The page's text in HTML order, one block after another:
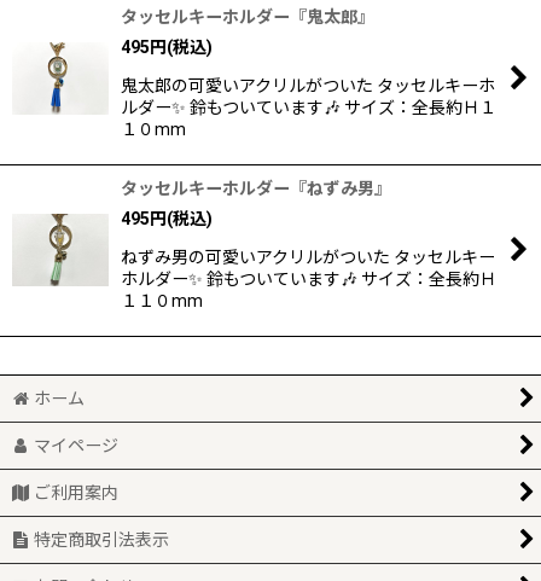
タッセルキーホルダー『鬼太郎』
495円(税込)
鬼太郎の可愛いアクリルがついた タッセルキーホ
ルダー✨ 鈴もついています🎶 サイズ：全長約Ｈ１
１０mm
タッセルキーホルダー『ねずみ男』
495円(税込)
ねずみ男の可愛いアクリルがついた タッセルキー
ホルダー✨ 鈴もついています🎶 サイズ：全長約Ｈ
１１０mm
ホーム
マイページ
ご利用案内
特定商取引法表示